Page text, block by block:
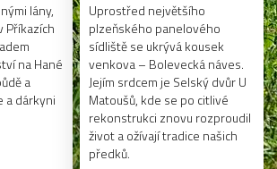
lány,
Příkazích
na Hané
a
a dárkyni
Uprostřed největšího
plzeňského panelového
sídliště se ukrývá kousek
venkova – Bolevecká náves.
Jejím srdcem je Selský dvůr U
Matoušů, kde se po citlivé
rekonstrukci znovu rozproudil
život a ožívají tradice našich
předků.